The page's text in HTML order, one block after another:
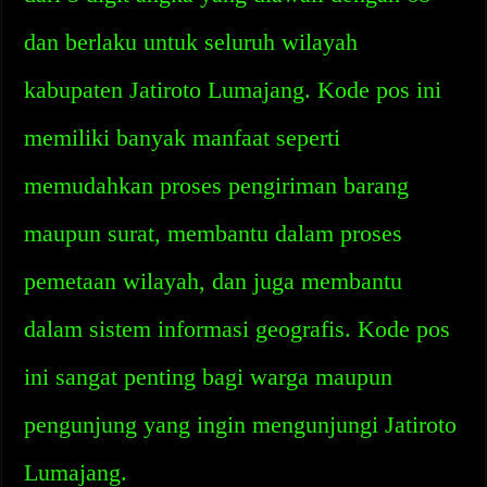
dan berlaku untuk seluruh wilayah
kabupaten Jatiroto Lumajang. Kode pos ini
memiliki banyak manfaat seperti
memudahkan proses pengiriman barang
maupun surat, membantu dalam proses
pemetaan wilayah, dan juga membantu
dalam sistem informasi geografis. Kode pos
ini sangat penting bagi warga maupun
pengunjung yang ingin mengunjungi Jatiroto
Lumajang.